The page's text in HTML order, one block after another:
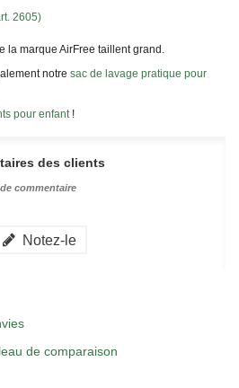
2605)
la marque AirFree taillent grand.
notre sac de lavage pratique pour
pour enfant !
des clients
commentaire
Notez-le
de comparaison